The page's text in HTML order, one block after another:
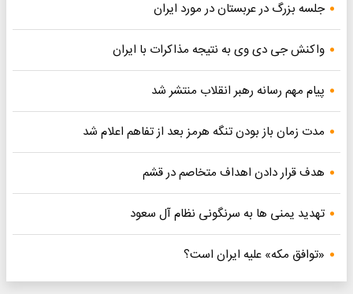
جلسه بزرگ در عربستان در مورد ایران
واکنش جی دی وی به نتیجه مذاکرات با ایران
پیام مهم رسانه رهبر انقلاب منتشر شد
مدت زمان باز بودن تنگه هرمز بعد از تفاهم اعلام شد
هدف قرار دادن اهداف متخاصم در قشم
تهدید یمنی ها به سرنگونی نظام آل سعود
«توافق مکه» علیه ایران است؟